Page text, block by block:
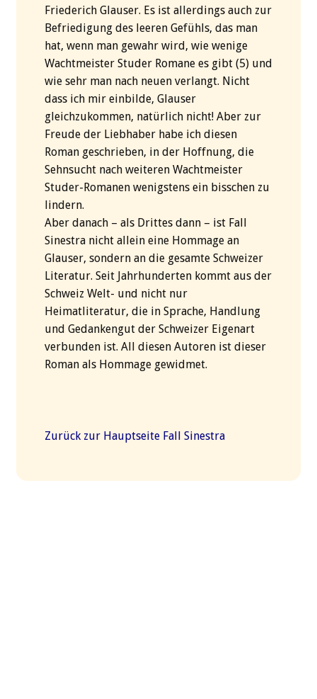
Friederich Glauser. Es ist allerdings auch zur
Befriedigung des leeren Gefühls, das man
hat, wenn man gewahr wird, wie wenige
Wachtmeister Studer Romane es gibt (5) und
wie sehr man nach neuen verlangt. Nicht
dass ich mir einbilde, Glauser
gleichzukommen, natürlich nicht! Aber zur
Freude der Liebhaber habe ich diesen
Roman geschrieben, in der Hoffnung, die
Sehnsucht nach weiteren Wachtmeister
Studer-Romanen wenigstens ein bisschen zu
lindern.
Aber danach – als Drittes dann – ist Fall
Sinestra nicht allein eine Hommage an
Glauser, sondern an die gesamte Schweizer
Literatur. Seit Jahrhunderten kommt aus der
Schweiz Welt- und nicht nur
Heimatliteratur, die in Sprache, Handlung
und Gedankengut der Schweizer Eigenart
verbunden ist. All diesen Autoren ist dieser
Roman als Hommage gewidmet.
Zurück zur Hauptseite Fall Sinestra